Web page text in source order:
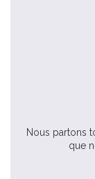
Nous partons
que